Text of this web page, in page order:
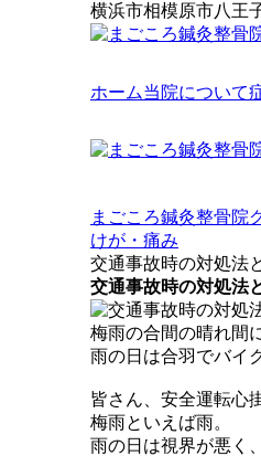
横浜市相模原市八王
ホーム当院について
まごころ鍼灸整骨院
けが・痛み
交通事故時の対処法
交通事故時の対処法
梅雨の合間の晴れ間
雨の日は合羽でバイ
皆さん、安全運転心
梅雨といえば雨。
雨の日は視界が悪く